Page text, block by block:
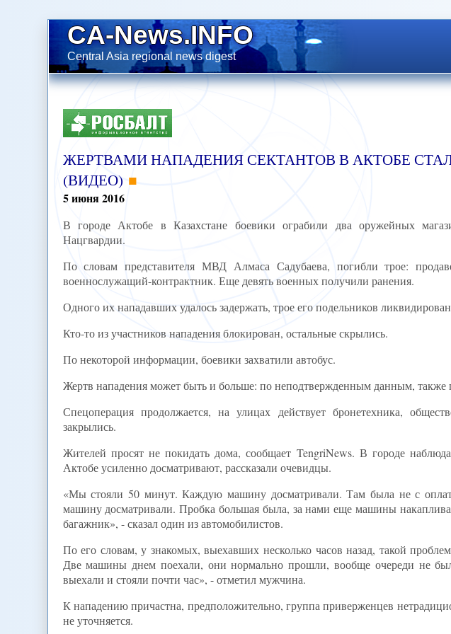
CA-News.INFO
Central Asia regional news digest
ЖЕРТВАМИ НАПАДЕНИЯ СЕКТАНТОВ В АКТОБЕ
(ВИДЕО)
5июня2016
В городе Актобе в Казахстане боевики ограбили два оружейных
Нацгвардии.
По словам представителя МВД Алмаса Садубаева, погибли трое:
военнослужащий-контрактник. Еще девять военных получили ранения.
Одного их нападавших удалось задержать, трое его подельников
Кто-то из участников нападения блокирован, остальные скрылись.
По некоторой информации, боевики захватили автобус.
Жертв нападения может быть и больше: по неподтвержденным данным, также
Спецоперация продолжается, на улицах действует бронетехника,
закрылись.
Жителей просят не покидать дома, сообщает TengriNews. В городе
Актобе усиленно досматривают, рассказали очевидцы.
«Мы стояли 50 минут. Каждую машину досматривали. Там была не с
машину досматривали. Пробка большая была, за нами еще машины
багажник», - сказал один из автомобилистов.
По его словам, у знакомых, выехавших несколько часов назад, такой
Две машины днем поехали, они нормально прошли, вообще очереди не
выехали и стояли почти час», - отметил мужчина.
К нападению причастна, предположительно, группа приверженцев
не уточняется.